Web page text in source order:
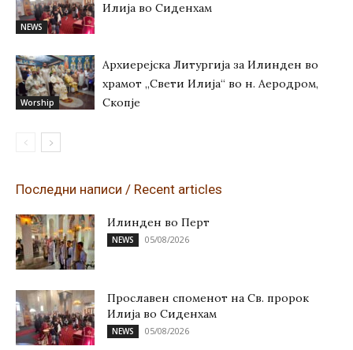
NEWS
Илија во Сиденхам
Worship
Архиерејска Литургија за Илинден во
храмот „Свети Илија“ во н. Аеродром,
Скопје
Последни написи / Recent articles
Илинден во Перт
NEWS 05/08/2026
Прославен споменот на Св. пророк
Илија во Сиденхам
NEWS 05/08/2026